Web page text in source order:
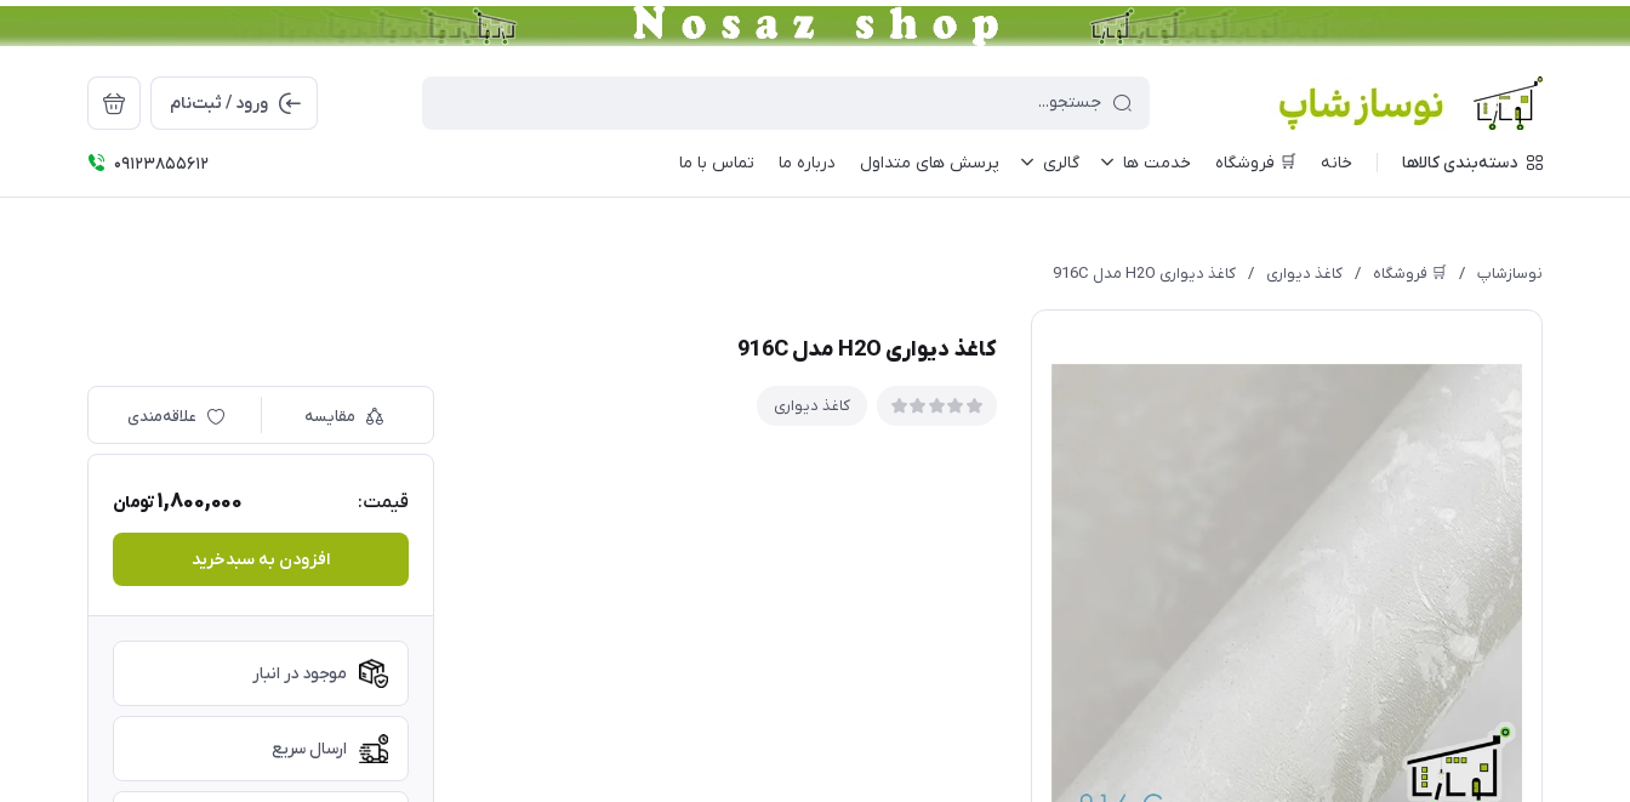
ورود / ثبت‌نام
دسته‌بندی کالاها خانه 🛒 فروشگاه خدمت ها گالری پرسش های متداول درباره ما تماس با ما 09123855612
نوسازشاپ / 🛒 فروشگاه / کاغذ دیواری / کاغذ دیواری H2O مدل 916C
کاغذ دیواری H2O مدل 916C
کاغذ دیواری
مقایسه علاقه‌مندی
قیمت: 1,800,000تومان
افزودن به سبدخرید
موجود در انبار
ارسال سریع